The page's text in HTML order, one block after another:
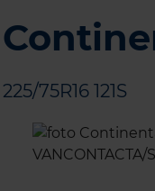
225/75R16 121S